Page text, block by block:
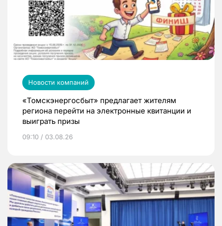
Новости компаний
«Томскэнергосбыт» предлагает жителям
региона перейти на электронные квитанции и
выиграть призы
09:10 / 03.08.26